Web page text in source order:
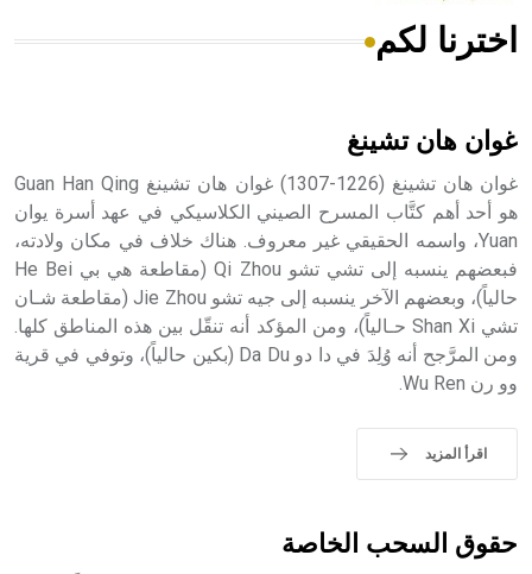
هل تعلم أن الأبسيد كلمة فرنسية اللفظ تم اعتمادها مصطلحاً
- هل تعلم أن أبجر Abgar اسم معروف جيداً يعود إلى عدد من
الملوك الذين حكموا مدينة إديسا (الرها) من أبجر الأول وحتى
التاسع، وهم ينتسبون إلى أسرة أوسروين
sign تكتب منفصلة غير متصلة، وتعتمد المبدأ الأكوروفوني،
اخترنا لكم
غوان هان تشينغ
غوان هان تشينغ (1226-1307) غوان هان تشينغ Guan Han Qing
هو أحد أهم كتَّاب المسرح الصيني الكلاسيكي في عهد أسرة يوان
Yuan، واسمه الحقيقي غير معروف. هناك خلاف في مكان ولادته،
فبعضهم ينسبه إلى تشي تشو Qi Zhou (مقاطعة هي بي He Bei
حالياً)، وبعضهم الآخر ينسبه إلى جيه تشو Jie Zhou (مقاطعة شـان
تشي Shan Xi حـالياً)، ومن المؤكد أنه تنقّل بين هذه المناطق كلها.
ومن المرَّجح أنه وُلِدَ في دا دو Da Du (بكين حالياً)، وتوفي في قرية
وو رن Wu Ren.
اقرأ المزيد
حقوق السحب الخاصة